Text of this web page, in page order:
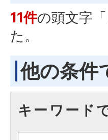
11件の頭文字「
た。
他の条件
キーワード